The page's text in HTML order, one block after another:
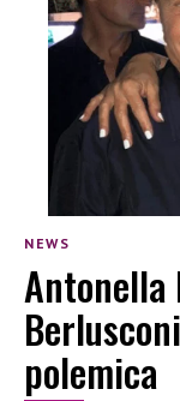
NEWS
Antonella
polemica